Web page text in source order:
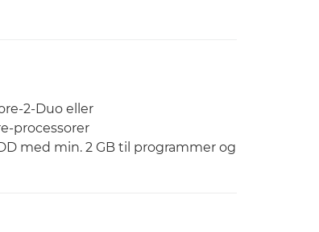
2-Duo eller
processorer
med min. 2 GB til programmer og